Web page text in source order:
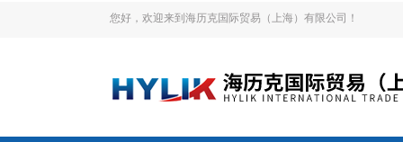
您好，欢迎来到海历克国际贸易（上海）有限公司！